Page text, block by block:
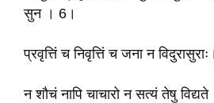
सुन । 6।
प्रवृत्तिं च निवृत्तिं च जना न विदुरासुराः।
न शौचं नापि चाचारो न सत्यं तेषु